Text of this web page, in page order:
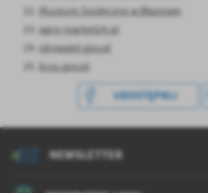
Muzeum Społeczne w Błażowej
agro-market24.pl
obywatel.gov.pl
krus.gov.pl
UDOSTĘPNIJ
NEWSLETTER